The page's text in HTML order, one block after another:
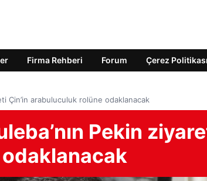
Firma Rehberi Forum Çerez Politikası
Çin’in arabuluculuk rolüne odaklanacak
Pekin